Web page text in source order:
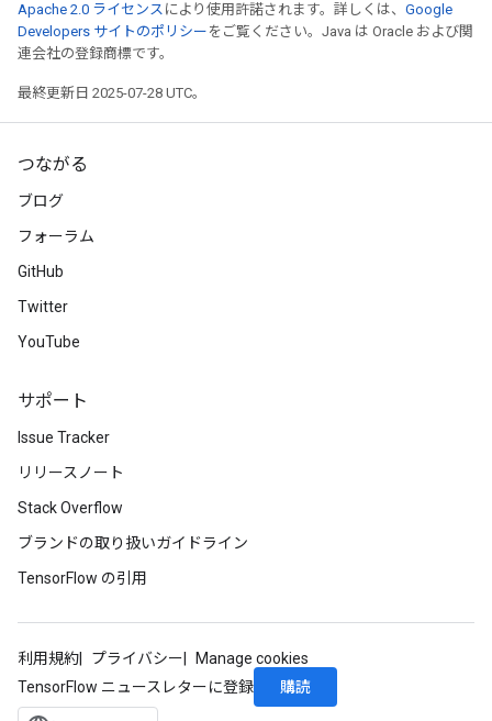
Apache 2.0 ライセンス により使用許諾されます。詳しくは、 Google
Developers サイトのポリシー をご覧ください。Java は Oracle および関
連会社の登録商標です。
最終更新日 2025-07-28 UTC。
つながる
ブログ
フォーラム
GitHub
Twitter
YouTube
サポート
Issue Tracker
リリースノート
Stack Overflow
ブランドの取り扱いガイドライン
TensorFlow の引用
利用規約 プライバシー
Manage cookies
TensorFlow ニュースレターに登録
購読